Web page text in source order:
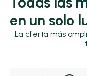
en un solo
La oferta más